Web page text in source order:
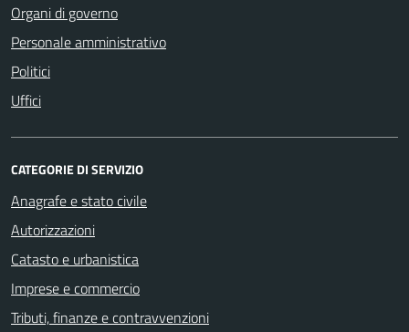
Organi di governo
Personale amministrativo
Politici
Uffici
CATEGORIE DI SERVIZIO
Anagrafe e stato civile
Autorizzazioni
Catasto e urbanistica
Imprese e commercio
Tributi, finanze e contravvenzioni